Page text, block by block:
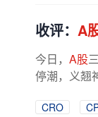
收评： A
今日， A股
停潮，义翘
CRO